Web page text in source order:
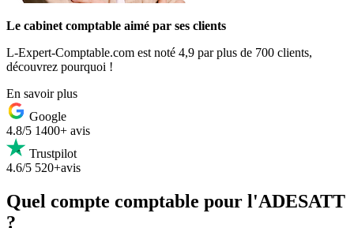
Le cabinet comptable aimé par ses clients
L-Expert-Comptable.com est noté 4,9 par plus de 700 clients,
découvrez pourquoi !
En savoir plus
Google
4.8/5 1400+ avis
Trustpilot
4.6/5 520+avis
Quel compte comptable pour l'ADESATT
?